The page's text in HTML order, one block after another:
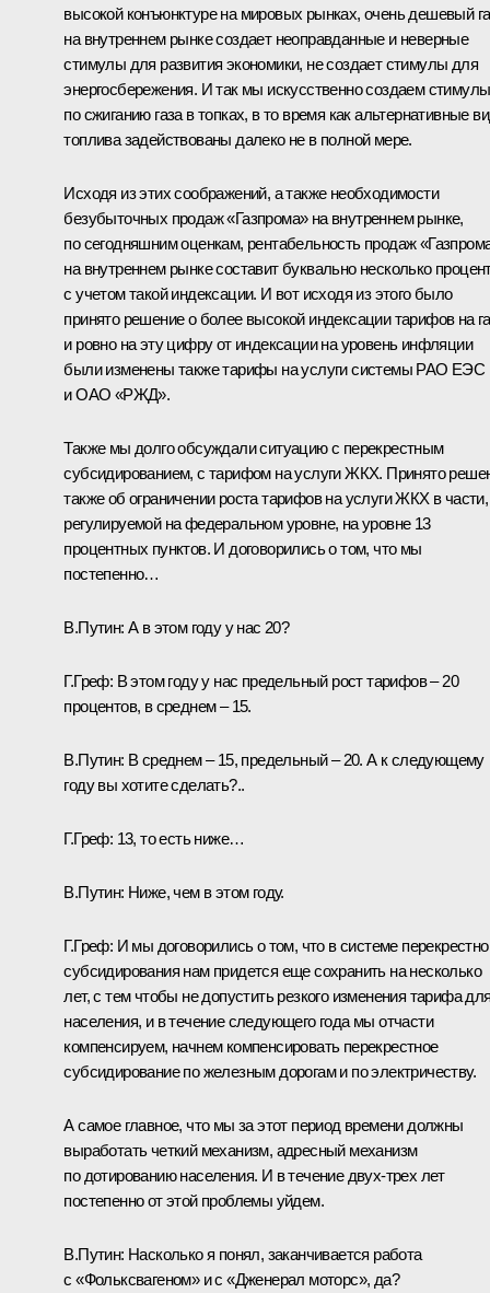
высокой конъюнктуре на мировых рынках, очень дешевый
на внутреннем рынке создает неоправданные и неверные
стимулы для развития экономики, не создает стимулы для
энергосбережения. И так мы искусственно создаем стимулы
по сжиганию газа в топках, в то время как альтернативные
топлива задействованы далеко не в полной мере.
Исходя из этих соображений, а также необходимости
безубыточных продаж «Газпрома» на внутреннем рынке,
по сегодняшним оценкам, рентабельность продаж
на внутреннем рынке составит буквально несколько
с учетом такой индексации. И вот исходя из этого было
принято решение о более высокой индексации тарифов на
и ровно на эту цифру от индексации на уровень инфляции
были изменены также тарифы на услуги системы РАО ЕЭС
и ОАО «РЖД».
Также мы долго обсуждали ситуацию с перекрестным
субсидированием, с тарифом на услуги ЖКХ. Принято
также об ограничении роста тарифов на услуги ЖКХ в части,
регулируемой на федеральном уровне, на уровне 13
процентных пунктов. И договорились о том, что мы
постепенно…
В.Путин: А в этом году у нас 20?
Г.Греф: В этом году у нас предельный рост тарифов – 20
процентов, в среднем – 15.
В.Путин: В среднем – 15, предельный – 20. А к следующему
году вы хотите сделать?..
Г.Греф: 13, то есть ниже…
В.Путин: Ниже, чем в этом году.
Г.Греф: И мы договорились о том, что в системе
субсидирования нам придется еще сохранить на несколько
лет, с тем чтобы не допустить резкого изменения тарифа
населения, и в течение следующего года мы отчасти
компенсируем, начнем компенсировать перекрестное
субсидирование по железным дорогам и по электричеству.
А самое главное, что мы за этот период времени должны
выработать четкий механизм, адресный механизм
по дотированию населения. И в течение двух-трех лет
постепенно от этой проблемы уйдем.
В.Путин: Насколько я понял, заканчивается работа
с «Фольксвагеном» и с «Дженерал моторс», да?